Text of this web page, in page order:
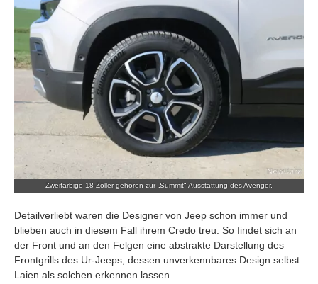
Zweifarbige 18-Zöller gehören zur „Summit“-Ausstattung des Avenger.
Detailverliebt waren die Designer von Jeep schon immer und
blieben auch in diesem Fall ihrem Credo treu. So findet sich an
der Front und an den Felgen eine abstrakte Darstellung des
Frontgrills des Ur-Jeeps, dessen unverkennbares Design selbst
Laien als solchen erkennen lassen.